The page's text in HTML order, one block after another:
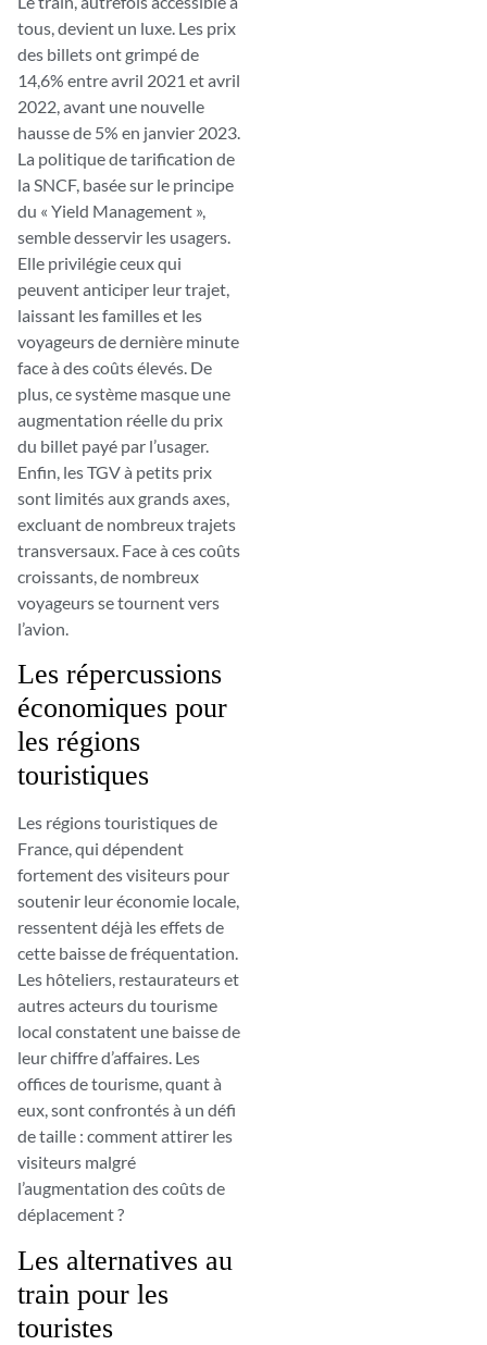
tous, devient un luxe. Les prix
des billets ont grimpé de
14,6% entre avril 2021 et avril
2022, avant une nouvelle
hausse de 5% en janvier 2023.
La politique de tarification de
la SNCF, basée sur le principe
du « Yield Management »,
semble desservir les usagers.
Elle privilégie ceux qui
peuvent anticiper leur trajet,
laissant les familles et les
voyageurs de dernière minute
face à des coûts élevés. De
plus, ce système masque une
augmentation réelle du prix
du billet payé par l’usager.
Enfin, les TGV à petits prix
sont limités aux grands axes,
excluant de nombreux trajets
transversaux. Face à ces coûts
croissants, de nombreux
voyageurs se tournent vers
l’avion.
Les répercussions
économiques pour
les régions
touristiques
Les régions touristiques de
France, qui dépendent
fortement des visiteurs pour
soutenir leur économie locale,
ressentent déjà les effets de
cette baisse de fréquentation.
Les hôteliers, restaurateurs et
autres acteurs du tourisme
local constatent une baisse de
leur chiffre d’affaires. Les
offices de tourisme, quant à
eux, sont confrontés à un défi
de taille : comment attirer les
visiteurs malgré
l’augmentation des coûts de
déplacement ?
Les alternatives au
train pour les
touristes